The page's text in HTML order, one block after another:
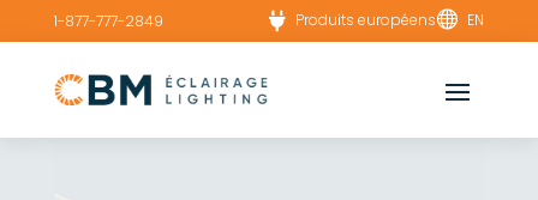
1-877-777-2849  Produits européens EN